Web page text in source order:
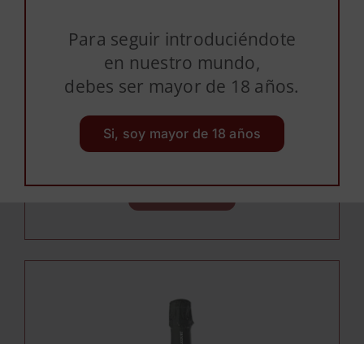
PERMONT’S Brut Nature Joven de
Guarda
Registrada en 1940, PERMONT’S es nuestra
de calidad. El nombre se compone de la
abreviatura de Pere (PER) y [...]
Para seguir introduciéndote
en nuestro mundo,
debes ser mayor de 18 años.
Si, soy mayor de 18 años